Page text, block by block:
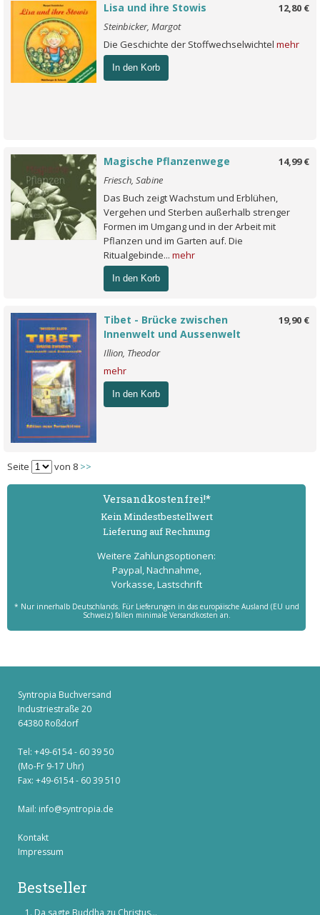
12,80 €
Lisa und ihre Stowis
Steinbicker, Margot
Die Geschichte der Stoffwechselwichtel mehr
In den Korb
14,99 €
Magische Pflanzenwege
Friesch, Sabine
Das Buch zeigt Wachstum und Erblühen,
Vergehen und Sterben außerhalb strenger
Formen im Umgang und in der Arbeit mit
Pflanzen und im Garten auf. Die
Ritualgebinde... mehr
In den Korb
19,90 €
Tibet - Brücke zwischen
Innenwelt und Aussenwelt
Illion, Theodor
mehr
In den Korb
Seite von 8 >>
Versand­kostenfrei!*
Kein Mindest­bestell­wert
Lieferung auf Rechnung
Weitere Zahlungs­optionen:
Paypal, Nachnahme,
Vorkasse, Lastschrift
* Nur innerhalb Deutschlands. Für Lieferungen in das europäische Ausland (EU und
Schweiz) fallen minimale Versandkosten an.
Syntropia Buchversand
Industriestraße 20
64380 Roßdorf
Tel: +49-6154 - 60 39 50
(Mo-Fr 9-17 Uhr)
Fax: +49-6154 - 60 39 510
Mail: info@syntropia.de
Kontakt
Impressum
Bestseller
Da sagte Buddha zu Christus...